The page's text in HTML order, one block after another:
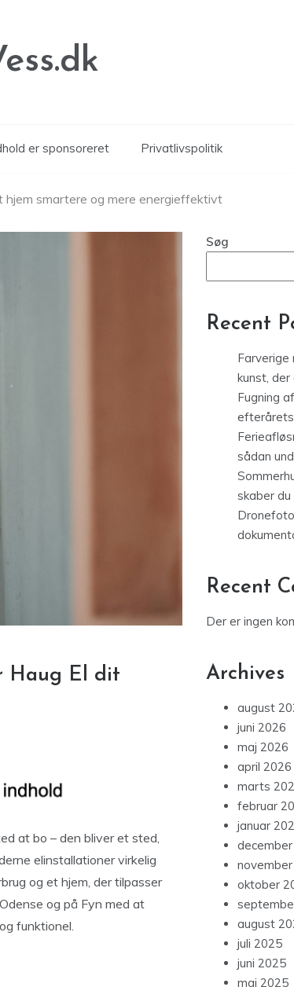
er sponsoreret Privatlivspolitik
hjem smartere og mere energieffektivt
Haug El dit
at bo – den bliver et sted,
elinstallationer virkelig
og et hjem, der tilpasser
og på Fyn med at
funktionel.
Søg
Recent
Farverige
kunst,
Fugning
sådan
skaber
Recent
Der er ingen
Archives
august
juni 2026
maj 2026
april 2026
marts
februar
januar
oktober
august
juli 2025
juni 2025
maj 2025